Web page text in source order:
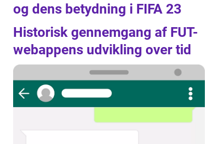
og dens betydning i FIFA 23
Historisk gennemgang af FUT-
webappens udvikling over tid